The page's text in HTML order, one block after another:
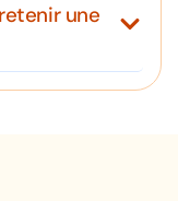
une